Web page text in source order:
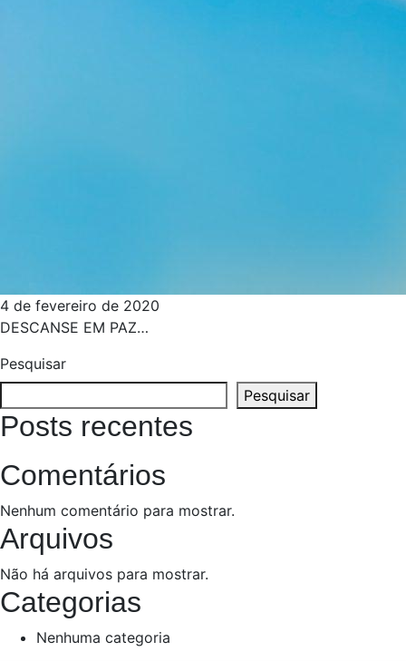
4 de fevereiro de 2020
DESCANSE EM PAZ…
Pesquisar
Pesquisar
Posts recentes
Comentários
Nenhum comentário para mostrar.
Arquivos
Não há arquivos para mostrar.
Categorias
Nenhuma categoria